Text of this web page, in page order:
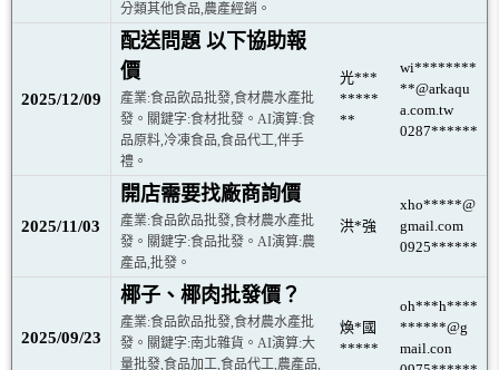
分類其他食品,農產經銷。
2025/12/09
配送問題 以下協助報
價
產業:食品飲品批發,食材農水產批
發。關鍵字:食材批發。AI演算:食
品原料,冷凍食品,食品代工,伴手
禮。
光***
*****
**
wi********
**@arkaqu
a.com.tw
0287******
2025/11/03
開店需要找廠商詢價
產業:食品飲品批發,食材農水產批
發。關鍵字:食品批發。AI演算:農
產品,批發。
洪*強
xho*****@
gmail.com
0925******
2025/09/23
椰子、椰肉批發價？
產業:食品飲品批發,食材農水產批
發。關鍵字:南北雜貨。AI演算:大
量批發,食品加工,食品代工,農產品,
煥*國
*****
oh***h****
******@g
mail.con